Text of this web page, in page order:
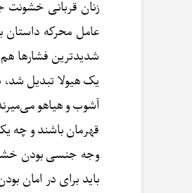
زنان قربانی خشونت
عامل محرکه داستان
شدیدترین فشارها
یک هیولا تبدیل
آشوب و هیاهو
قهرمان باشند و چه
وجه جنسی بودن
باید برای در امان